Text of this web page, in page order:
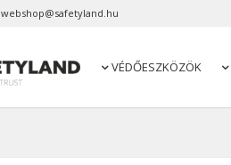
webshop@safetyland.hu
 VÉDŐESZKÖZÖK 